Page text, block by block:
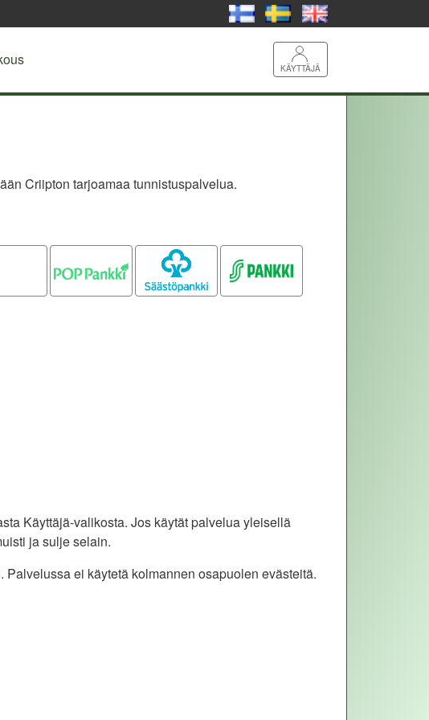
KÄYTTÄJÄ
Criipton tarjoamaa tunnistuspalvelua.
Säästöpankki S-pankki
Käyttäjä-valikosta. Jos käytät palvelua yleisellä
ja sulje selain.
ei käytetä kolmannen osapuolen evästeitä.